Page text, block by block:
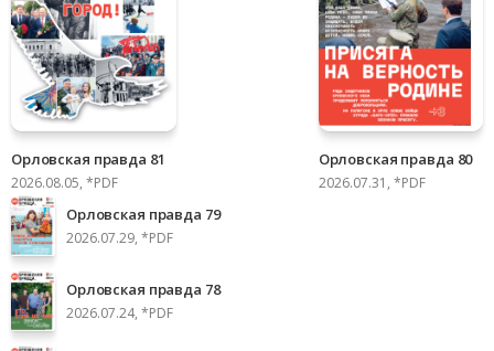
Орловская правда 81
2026.08.05, *PDF
Орловская правда 80
2026.07.31, *PDF
Орловская правда 79
2026.07.29, *PDF
Орловская правда 78
2026.07.24, *PDF